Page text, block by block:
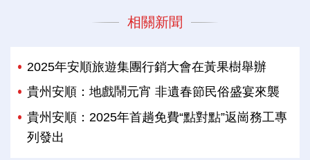
相關新聞
2025年安順旅遊集團行銷大會在黃果樹舉辦
貴州安順：地戲鬧元宵 非遺春節民俗盛宴來襲
貴州安順：2025年首趟免費“點對點”返崗務工專
列發出